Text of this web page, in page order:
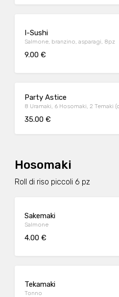
I-Sushi
Salmone, branzino, asparagi, 8pz
9.00 €
Party Astice
8 Uramaki, 6 Hosomaki, 2 Temaki
35.00 €
Hosomaki
Roll di riso piccoli 6 pz
Sakemaki
Salmone
4.00 €
Tekamaki
Tonno